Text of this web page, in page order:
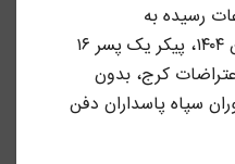
رسیده به
ایران‌اینترنشنال در سوم بهمن ۱۴۰۴، پیکر یک پسر ۱۶
کرج، بدون
سپاه پاسداران دفن